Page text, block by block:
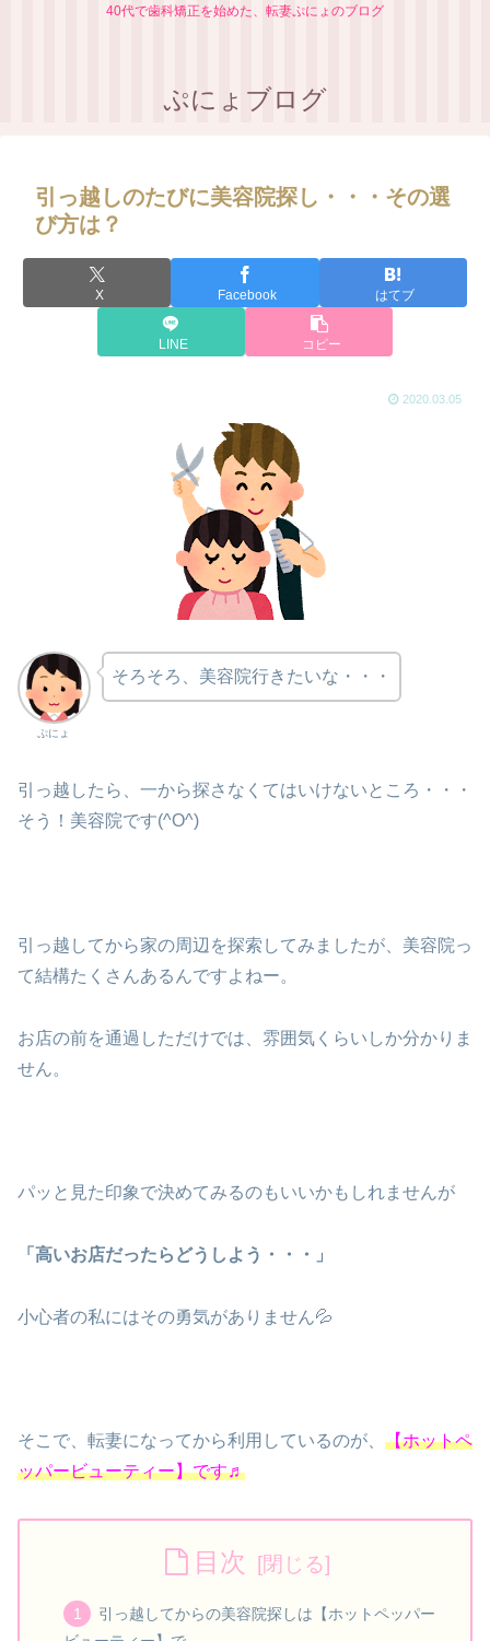
40代で歯科矯正を始めた、転妻ぷにょのブログ
ぷにょブログ
引っ越しのたびに美容院探し・・・その選
び方は？
X Facebook はてブ
LINE コピー
2020.03.05
ぷにょ
そろそろ、美容院行きたいな・・・
引っ越したら、一から探さなくてはいけないところ・・・
そう！美容院です(^O^)
引っ越してから家の周辺を探索してみましたが、美容院っ
て結構たくさんあるんですよねー。
お店の前を通過しただけでは、雰囲気くらいしか分かりま
せん。
パッと見た印象で決めてみるのもいいかもしれませんが
「高いお店だったらどうしよう・・・」
小心者の私にはその勇気がありません💦
そこで、転妻になってから利用しているのが、 【ホットペ
ッパービューティー】です♬
目次
引っ越してからの美容院探しは【ホットペッパー